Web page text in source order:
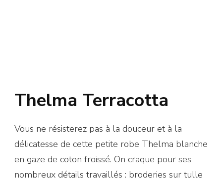
Thelma Terracotta
Vous ne résisterez pas à la douceur et à la
délicatesse de cette petite robe Thelma blanche
en gaze de coton froissé. On craque pour ses
nombreux détails travaillés : broderies sur tulle